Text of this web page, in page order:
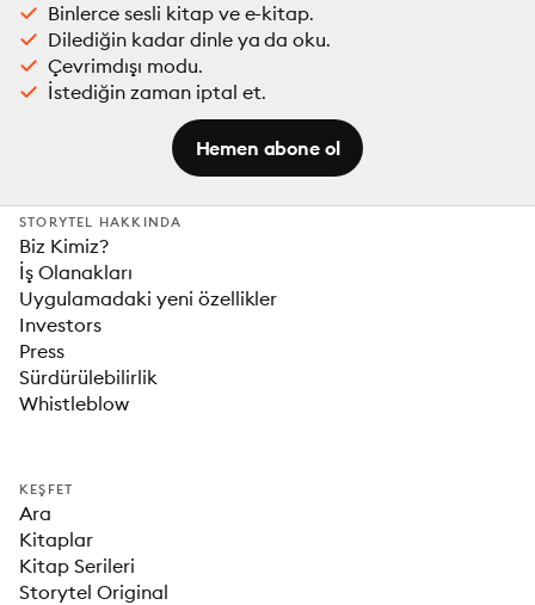
Binlerce sesli kitap ve e-kitap.
Dilediğin kadar dinle ya da oku.
Çevrimdışı modu.
İstediğin zaman iptal et.
Hemen abone ol
STORYTEL HAKKINDA
Biz Kimiz?
İş Olanakları
Uygulamadaki yeni özellikler
Investors
Press
Sürdürülebilirlik
Whistleblow
KEŞFET
Ara
Kitaplar
Kitap Serileri
Storytel Original